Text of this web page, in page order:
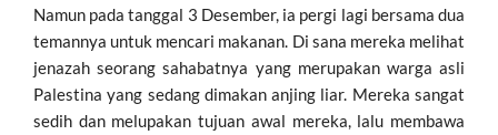
Namun pada tanggal 3 Desember, ia pergi lagi bersama dua
temannya untuk mencari makanan. Di sana mereka melihat
jenazah seorang sahabatnya yang merupakan warga asli
Palestina yang sedang dimakan anjing liar. Mereka sangat
sedih dan melupakan tujuan awal mereka, lalu membawa